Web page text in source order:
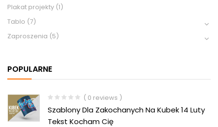
Plakat projekty (1)
Tablo (7)
Zaproszenia (5)
POPULARNE
( 0 reviews )
Szablony Dla Zakochanych Na Kubek 14 Luty
Tekst Kocham Cię